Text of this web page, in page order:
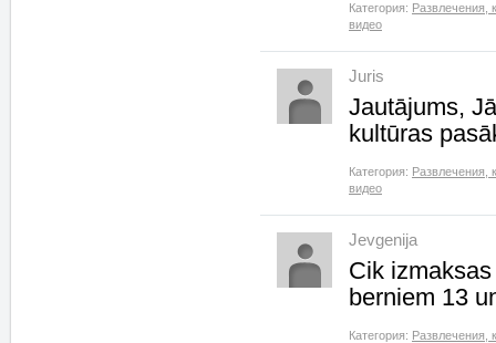
Категория: Развлечения,
видео
Juris
Jautājums,
kultūras
Категория: Развлечения,
видео
Jevgenija
Cik
berniem 13
Категория: Развлечения,